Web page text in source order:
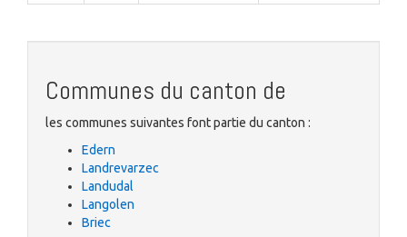
Communes du canton de
les communes suivantes font partie du canton :
Edern
Landrevarzec
Landudal
Langolen
Briec